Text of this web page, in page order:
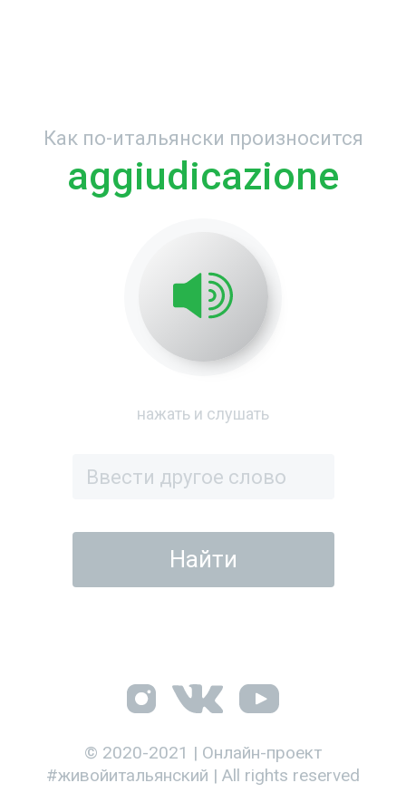
Как по-итальянски произносится
aggiudicazione
нажать и слушать
© 2020-2021 | Онлайн-проект
#живойитальянский | All rights reserved